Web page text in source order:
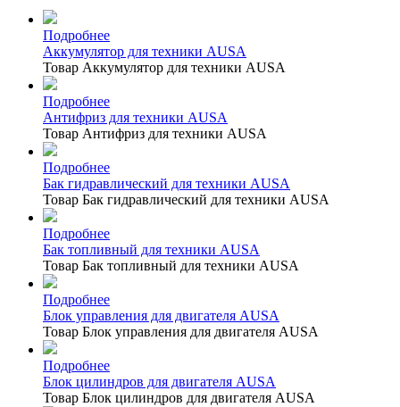
Подробнее
Аккумулятор для техники AUSA
Товар Аккумулятор для техники AUSA
Подробнее
Антифриз для техники AUSA
Товар Антифриз для техники AUSA
Подробнее
Бак гидравлический для техники AUSA
Товар Бак гидравлический для техники AUSA
Подробнее
Бак топливный для техники AUSA
Товар Бак топливный для техники AUSA
Подробнее
Блок управления для двигателя AUSA
Товар Блок управления для двигателя AUSA
Подробнее
Блок цилиндров для двигателя AUSA
Товар Блок цилиндров для двигателя AUSA